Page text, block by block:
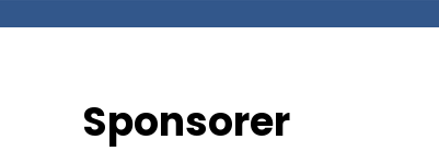
Sponsorer